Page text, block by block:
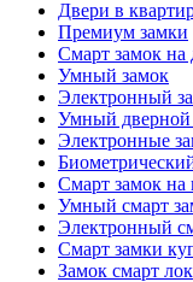
Двери в
Премиум замки
Смарт замок на
Умный замок
Электронный
Умный дверной
Электронные
Смарт замок на
Умный смарт
Электронный
Смарт замки
Замок смарт лок